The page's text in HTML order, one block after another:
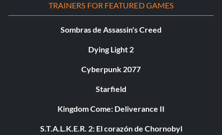
TRAINERS FOR FEATURED GAMES
Sombras de Assassin's Creed
Dying Light 2
Cyberpunk 2077
Starfield
Kingdom Come: Deliverance II
S.T.A.L.K.E.R. 2: El corazón de Chornobyl